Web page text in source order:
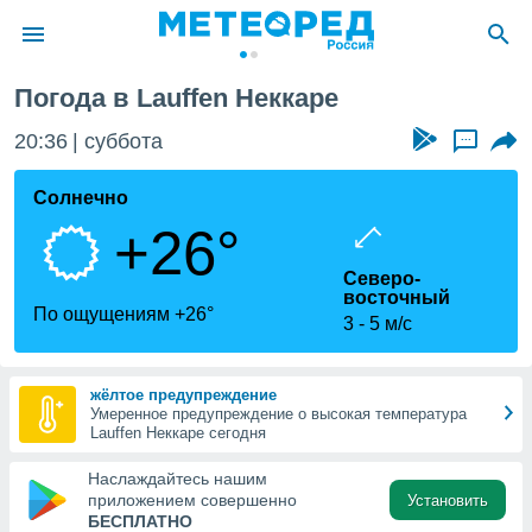
о
Вы можете
к этому
доступ
Погода в Lauffen Неккаре
20:36 суббота ...
Солнечно
+26°
По ощущениям +26°
Северо-
восточный
3
5 м/с
жёлтое предупреждение
Умеренное предупреждение о высокая температура
Lauffen Неккаре сегодня
Наслаждайтесь нашим
приложением совершенно
БЕСПЛАТНО
Установить